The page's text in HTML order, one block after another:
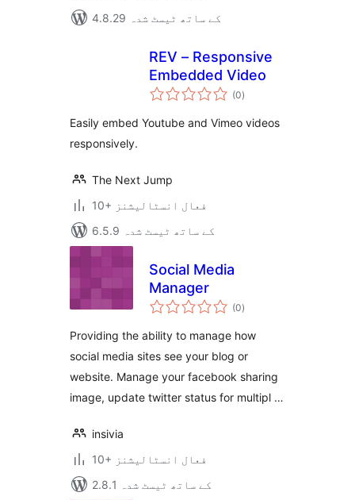
4.8.29 کے ساتھ ٹیسٹ شدہ
REV – Responsive
Embedded Video
(0مجموعی
درجہ
)
Easily embed Youtube and Vimeo videos
responsively.
The Next Jump
10+ فعال انسٹالیشنز
6.5.9 کے ساتھ ٹیسٹ شدہ
Social Media
Manager
(0مجموعی
درجہ
)
Providing the ability to manage how
social media sites see your blog or
website. Manage your facebook sharing
image, update twitter status for multipl …
insivia
10+ فعال انسٹالیشنز
2.8.1 کے ساتھ ٹیسٹ شدہ